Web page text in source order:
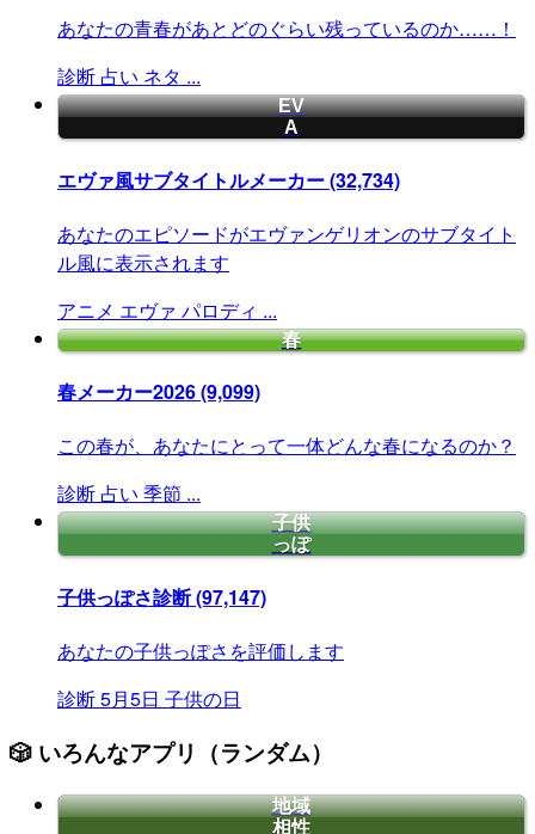
あなたの青春があとどのぐらい残っているのか……！
診断 占い ネタ ...
EV
A
エヴァ風サブタイトルメーカー(32,734)
あなたのエピソードがエヴァンゲリオンのサブタイト
ル風に表示されます
アニメ エヴァ パロディ ...
春
春メーカー2026(9,099)
この春が、あなたにとって一体どんな春になるのか？
診断 占い 季節 ...
子供
っぽ
子供っぽさ診断(97,147)
あなたの子供っぽさを評価します
診断5月5日 子供の日
🎲 いろんなアプリ（ランダム）
地域
相性